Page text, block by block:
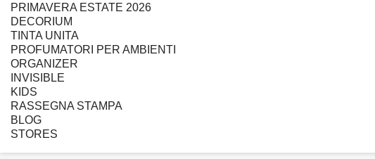
PRIMAVERA ESTATE 2026
DECORIUM
TINTA UNITA
PROFUMATORI PER AMBIENTI
ORGANIZER
INVISIBLE
KIDS
RASSEGNA STAMPA
BLOG
STORES